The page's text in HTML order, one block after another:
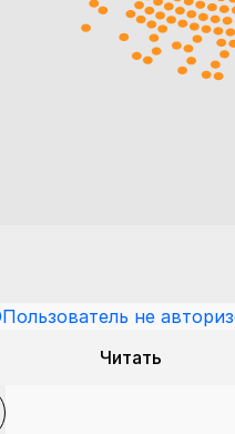
Пользователь не
Читать